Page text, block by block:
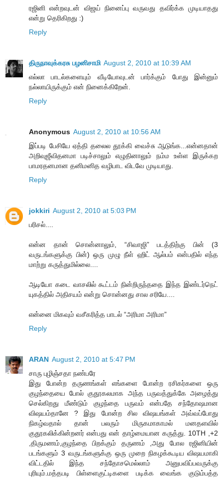
ரஜினி என்றவுடன் விஜய் நினைப்பு வருவது தவிர்க்க முடியாதது
என்று தெரிகிறது :)
Reply
திருநாவுக்கரசு பழனிசாமி August 2, 2010 at 10:39 AM
எல்லா பாடல்களையும் வீடியோவுடன் பார்க்கும் போது இன்னும்
நல்லாயிருக்கும் என் நினைக்கிறேன்.
Reply
Anonymous August 2, 2010 at 10:56 AM
இப்படி பேசியே ஏத்தி தலைல தூக்கி வைச்சு ஆடுங்க...என்னதான்
அறிவுஜீவிதனமா படிச்சாலும் எழுதினாலும் நம்ம உள்ள இருக்கற
பாமரதனமான தனிமனித வழிபாட விடவே முடியாது.
Reply
jokkiri August 2, 2010 at 5:03 PM
பரிசல்....
என்ன தான் சொன்னாலும், “சிவாஜி” படத்திற்கு பின் (3
வருடங்களுக்கு பின்) ஒரு முழு நீள் ஹிட் ஆல்பம் என்பதில் எந்த
மாற்று கருத்துமில்லை....
ஆடியோ கடை வாசலில் கூட்டம் நின்றிருந்ததை இந்த இண்டர்நெட்
யுகத்தில் அதிசயம் என்று சொன்னது சால சரியே....
என்னை மிகவும் வசீகரித்த பாடல் “அரிமா அரிமா”
Reply
ARAN August 2, 2010 at 5:47 PM
சாரு புழிஞ்சதா நண்பரே
இது போன்ற தருணங்கள் எங்களை போன்ற ரசிகர்களை ஒரு
குழந்தையை போல் குதூகலமாக அந்த பருவத்துக்கே அழைத்து
செல்கிறது மீண்டும் குழந்தை பருவம் என்பதே சந்தோஷமான
விஷயம்தானே ? இது போன்ற சில விஷயங்கள் அவ்வப்போது
நிகழ்வதால் தான் பலரும் மிருகமாகாமல் மனதளவில்
குதூகலிக்கின்றனர் என்பது என் தாழ்மையான கருத்து. 10TH ,+2
,திருமணம்,குழந்தை பிறக்கும் தருணம் ,அது போல ரஜினியின்
படங்களும் 3 வருடங்களுக்கு ஒரு முறை நிகழக்கூடிய விஷயமாகி
விட்டதில் இந்த சந்தோசமெல்லாம் அனுபவிப்பவருக்கு
புரியும்.மத்தபடி பிள்ளைகுட்டிகளை படிக்க வைங்க குடும்பத்த